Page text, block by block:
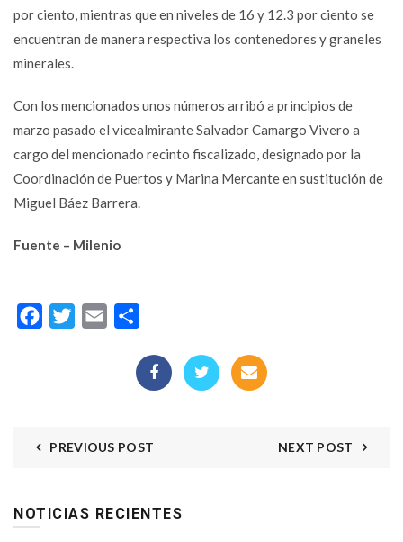
por ciento, mientras que en niveles de 16 y 12.3 por ciento se
encuentran de manera respectiva los contenedores y graneles
minerales.
Con los mencionados unos números arribó a principios de
marzo pasado el vicealmirante Salvador Camargo Vivero a
cargo del mencionado recinto fiscalizado, designado por la
Coordinación de Puertos y Marina Mercante en sustitución de
Miguel Báez Barrera.
Fuente – Milenio
FacebookTwitterEmail
PREVIOUS POST NEXT POST
NOTICIAS RECIENTES